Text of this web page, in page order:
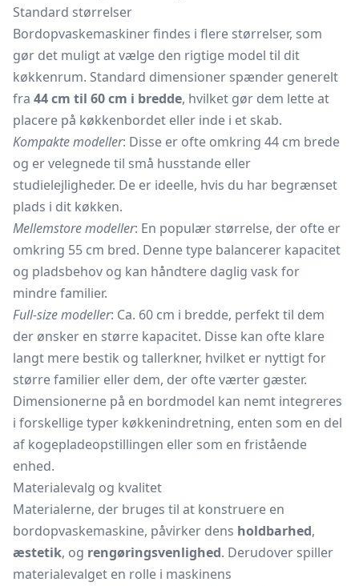
Standard størrelser
Bordopvaskemaskiner findes i flere størrelser, som
gør det muligt at vælge den rigtige model til dit
køkkenrum. Standard dimensioner spænder generelt
fra 44 cm til 60 cm i bredde, hvilket gør dem lette at
placere på køkkenbordet eller inde i et skab.
Kompakte modeller: Disse er ofte omkring 44 cm brede
og er velegnede til små husstande eller
studielejligheder. De er ideelle, hvis du har begrænset
plads i dit køkken.
Mellemstore modeller: En populær størrelse, der ofte er
omkring 55 cm bred. Denne type balancerer kapacitet
og pladsbehov og kan håndtere daglig vask for
mindre familier.
Full-size modeller: Ca. 60 cm i bredde, perfekt til dem
der ønsker en større kapacitet. Disse kan ofte klare
langt mere bestik og tallerkner, hvilket er nyttigt for
større familier eller dem, der ofte værter gæster.
Dimensionerne på en bordmodel kan nemt integreres
i forskellige typer køkkenindretning, enten som en del
af kogepladeopstillingen eller som en fristående
enhed.
Materialevalg og kvalitet
Materialerne, der bruges til at konstruere en
bordopvaskemaskine, påvirker dens holdbarhed,
æstetik, og rengøringsvenlighed. Derudover spiller
materialevalget en rolle i maskinens